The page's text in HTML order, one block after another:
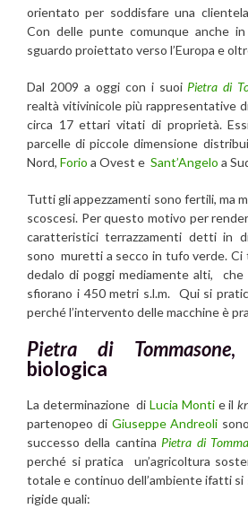
orientato per soddisfare una
Con delle punte comunque anche
sguardo proiettato verso l’Europa e
Dal 2009 a oggi con i suoi Pietra di
realtà vitivinicole più rappresentative
circa 17 ettari vitati di proprietà.
parcelle di piccole dimensione
Nord, Forio a Ovest e Sant’Angelo a
Tutti gli appezzamenti sono fertili, ma
scoscesi. Per questo motivo per
caratteristici terrazzamenti detti in
sono muretti a secco in tufo verde. Ci
dedalo di poggi mediamente alti, che
sfiorano i 450 metri s.l.m. Qui si
perché l’intervento delle macchine è
Pietra di Tommasone,
biologica
La determinazione diLucia Montie il
partenopeo di Giuseppe Andreoli
successo della cantina Pietra di
perché si pratica un’agricoltura
totale e continuo dell’ambiente ifatti si
rigide quali: